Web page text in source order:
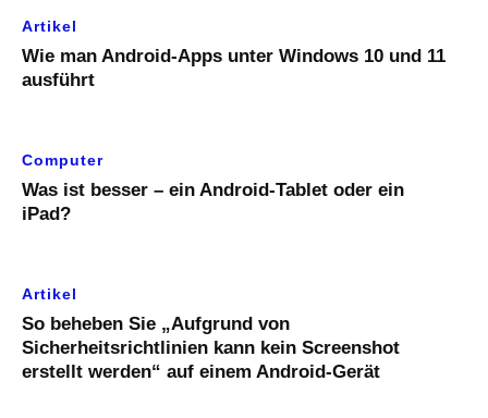
Artikel
Wie man Android-Apps unter Windows 10 und 11
ausführt
Computer
Was ist besser – ein Android-Tablet oder ein
iPad?
Artikel
So beheben Sie „Aufgrund von
Sicherheitsrichtlinien kann kein Screenshot
erstellt werden“ auf einem Android-Gerät